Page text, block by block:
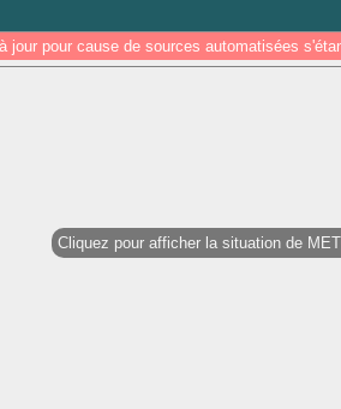
pour cause de sources automatisées
Cliquez pour afficher la situation de